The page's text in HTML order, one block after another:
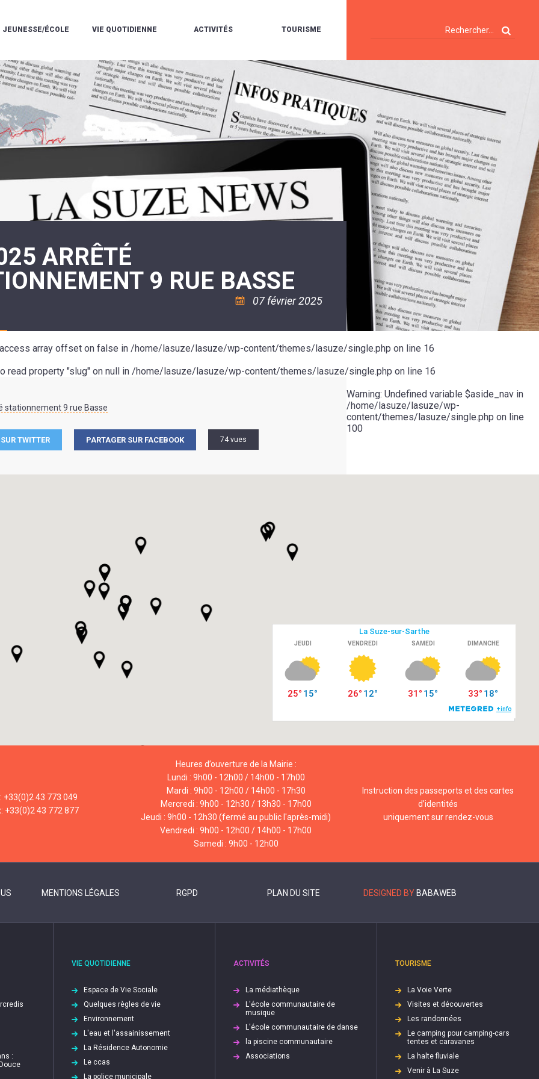
JEUNESSE/ÉCOLE
PÉRISCOLAIRE
ASSOCIATION
VIE QUOTIDIENNE
ESPACE
VIE
SOCIALE
QUELQUES
RÈGLES
VIE
ENVIRONNEMENT
L'ASSAINISSEMENT
RÉSIDENCE
AUTONOMIE
LE
LA
POLICE
MUNICIPALE
/
RISQUES
ACTIVITÉS
LA
MÉDIATHÈQUE
L'ÉCOLE
COMMUNAUTAIRE
DE
MUSIQUE
L'ÉCOLE
COMMUNAUTAIRE
DE
PISCINE
ASSOCIATIONS
TOURISME
LA
VISITES
ET
DÉCOUVERTES
LES
RANDONNÉES
CAMPING
CAMPING-
TENTES
ET
CARAVANES
HALTE
array offset on false in /home/lasuze/lasuze/wp-content/themes/lasuze/single.php on line 16
read property "slug" on null in /home/lasuze/lasuze/wp-content/themes/lasuze/single.php on line 16
ARRÊTÉ
9 RUE BASSE
07 février 2025
stationnement 9 rue Basse
TWITTER PARTAGER SUR FACEBOOK 74 vues
Warning: Undefined variable $aside_nav in
/home/lasuze/lasuze/wp-
content/themes/lasuze/single.php on line
100
+33(0)2 43 773 049
+33(0)2 43 772 877
Heures d’ouverture de la Mairie :
Lundi : 9h00 - 12h00 / 14h00 - 17h00
Mardi : 9h00 - 12h00 / 14h00 - 17h30
Mercredi : 9h00 - 12h30 / 13h30 - 17h00
Jeudi : 9h00 - 12h30 (fermé au public l'après-midi)
Vendredi : 9h00 - 12h00 / 14h00 - 17h00
Samedi : 9h00 - 12h00
Instruction des passeports et des cartes
d’identités
uniquement sur rendez-vous
MENTIONS LÉGALES RGPD PLAN DU SITE DESIGNED BY BABAWEB
:
VIE QUOTIDIENNE
Espace de Vie Sociale
Quelques règles de vie
Environnement
L'eau et l'assainissement
La Résidence Autonomie
Le ccas
La police municipale
ACTIVITÉS
La médiathèque
L'école communautaire de
musique
L'école communautaire de danse
la piscine communautaire
Associations
TOURISME
La Voie Verte
Visites et découvertes
Les randonnées
Le camping pour camping-cars
tentes et caravanes
La halte fluviale
Venir à La Suze